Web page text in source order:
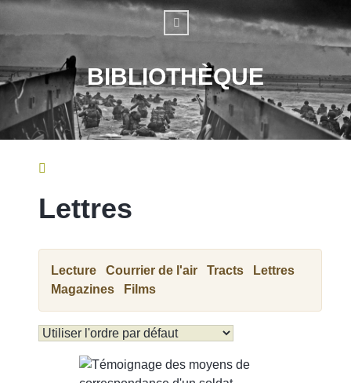
BIBLIOTHÈQUE
Lettres
Lecture Courrier de l'air Tracts
Lettres
Magazines
Films